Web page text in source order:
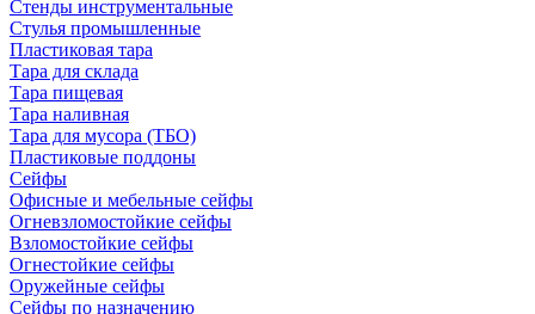
Стенды инструментальные
Cтулья промышленные
Пластиковая тара
Тара для склада
Тара пищевая
Тара наливная
Тара для мусора (ТБО)
Пластиковые поддоны
Сейфы
Офисные и мебельные сейфы
Огневзломостойкие сейфы
Взломостойкие сейфы
Огнестойкие сейфы
Оружейные сейфы
Сейфы по назначению